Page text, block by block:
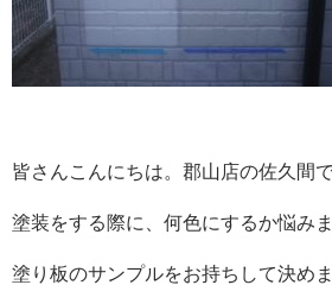
皆さんこんにちは。郡山店の佐久間で
塗装をする際に、何色にするか悩みま
塗り板のサンプルをお持ちして決めま